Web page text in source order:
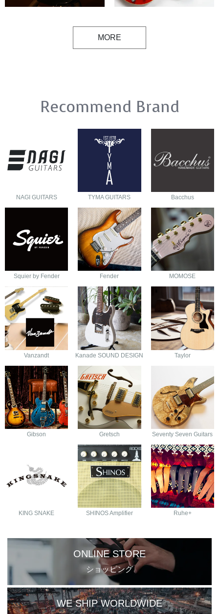
MORE
Recommend Brand
NAGI GUITARS TYMA GUITARS Bacchus
Squier by Fender Fender MOMOSE
Vanzandt Kanade SOUND DESIGN Taylor
Gibson Gretsch Seventy Seven Guitars
KING SNAKE SHINOS Amplifier Ruhe+
ONLINE STORE
ショッピング
WE SHIP WORLDWIDE